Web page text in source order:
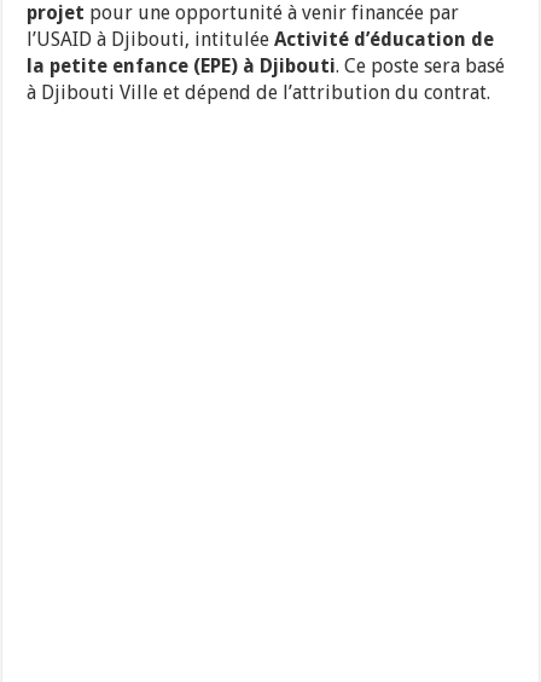
projet pour une opportunité à venir financée par
l’USAID à Djibouti, intituléeActivité d’éducation de
la petite enfance (EPE) à Djibouti. Ce poste sera basé
à Djibouti Ville et dépend de l’attribution du contrat.